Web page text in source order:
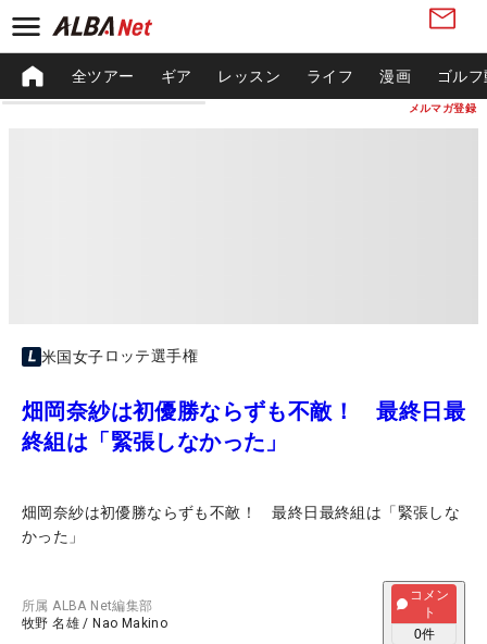
メルマガ登録
全ツアー ギア レッスン ライフ 漫画 ゴル
米国女子ロッテ選手権
畑岡奈紗は初優勝ならずも不敵！ 最終日最
終組は「緊張しなかった」
畑岡奈紗は初優勝ならずも不敵！ 最終日最終組は「緊張しな
かった」
所属ALBA Net編集部
牧野 名雄 / Nao Makino
コメン
ト
0件